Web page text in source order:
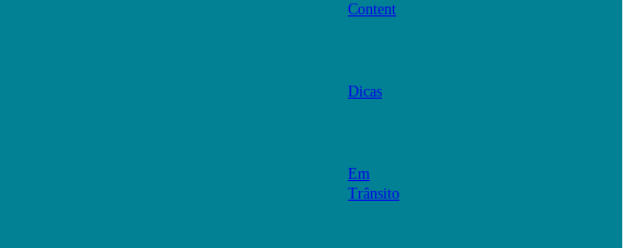
Content
Dicas
Em
Trânsito